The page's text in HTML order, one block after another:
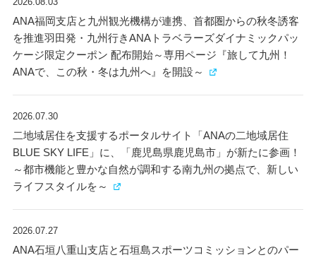
ANA福岡支店と九州観光機構が連携、首都圏からの秋冬誘客
を推進羽田発・九州行きANAトラベラーズダイナミックパッ
ケージ限定クーポン 配布開始～専用ページ『旅して九州！
ANAで、この秋・冬は九州へ』を開設～
2026.07.30
二地域居住を支援するポータルサイト「ANAの二地域居住
BLUE SKY LIFE」に、「鹿児島県鹿児島市」が新たに参画！
～都市機能と豊かな自然が調和する南九州の拠点で、新しい
ライフスタイルを～
2026.07.27
ANA石垣八重山支店と石垣島スポーツコミッションとのパー